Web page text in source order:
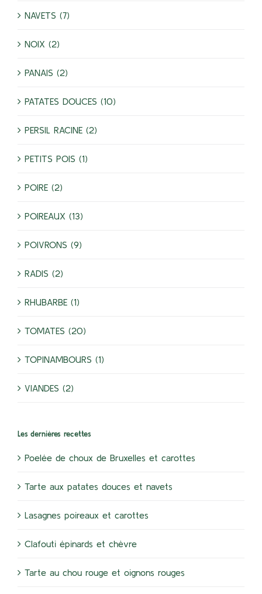
NAVETS (7)
NOIX (2)
PANAIS (2)
PATATES DOUCES (10)
PERSIL RACINE (2)
PETITS POIS (1)
POIRE (2)
POIREAUX (13)
POIVRONS (9)
RADIS (2)
RHUBARBE (1)
TOMATES (20)
TOPINAMBOURS (1)
VIANDES (2)
Les dernières recettes
Poelée de choux de Bruxelles et carottes
Tarte aux patates douces et navets
Lasagnes poireaux et carottes
Clafouti épinards et chèvre
Tarte au chou rouge et oignons rouges